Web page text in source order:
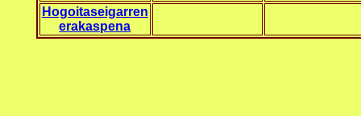
Hogoitaseigarren
erakaspena